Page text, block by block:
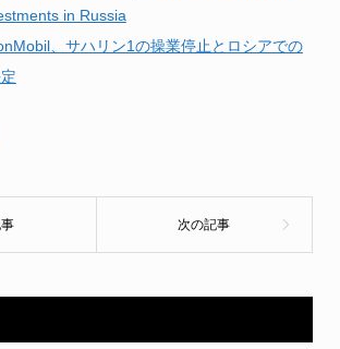
in Russia
、サハリン1の操業停止とロシアでの